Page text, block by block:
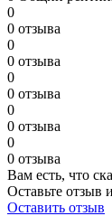
0
0 отзыва
0
0 отзыва
0
0 отзыва
0
0 отзыва
0
0 отзыва
Вам есть, что
Оставьте отзыв
Оставить отзыв